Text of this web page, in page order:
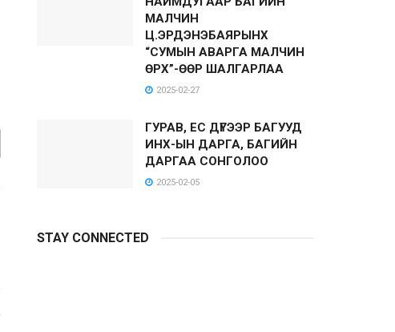
МАЛЧИН
Ц.ЭРДЭНЭБАЯРЫНХ
“СУМЫН АВАРГА МАЛЧИН
ӨРХ”-ӨӨР ШАЛГАРЛАА
2025-02-27
ГУРАВ, ЕС ДҮГЭЭР БАГУУД
ИНХ-ЫН ДАРГА, БАГИЙН
ДАРГАА СОНГОЛОО
2025-02-05
STAY CONNECTED